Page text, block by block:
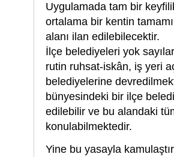
Uygulamada tam bir
ortalama bir kentin
alanı ilan edilebilecektir.
İlçe belediyeleri yok
rutin ruhsat-iskân, iş yeri
belediyelerine
bünyesindeki bir ilçe
edilebilir ve bu alandaki
konulabilmektedir.
Yine bu yasayla